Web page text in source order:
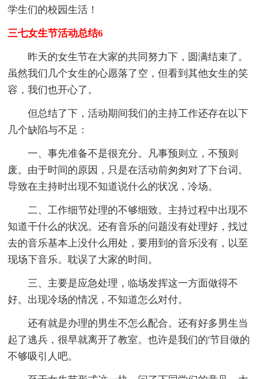
学生们的校园生活！
三七女生节活动总结6
昨天的女生节在大家的共同努力下，圆满结束了。
虽然我们几个女生的心愿落了空，但看到其他女生的笑
容，我们也开心了。
但总结了下，活动期间我们的主持工作还存在以下
几个缺陷与不足：
一、事先准备不是很充分。凡事预则立，不预则
废。由于时间的原因，只是在活动前匆匆对了下台词。
导致在主持时出现不知道说什么的状况，冷场。
二、工作细节处理的不够细致。主持过程中出现不
知道干什么的状况。还有音乐的问题没有处理好，找过
去的音乐基本上没什么用处，要用到的音乐没有，以至
现场下音乐。耽误了大家的时间。
三、主要是应急处理，临场发挥这一方面做得不
好。出现冷场的情况，不知道怎么对付。
还有就是办理的男生不怎么配合。还有好多男生当
起了逃兵，很早就离开了教室。也许是我们的'节目做的
不够吸引人吧。